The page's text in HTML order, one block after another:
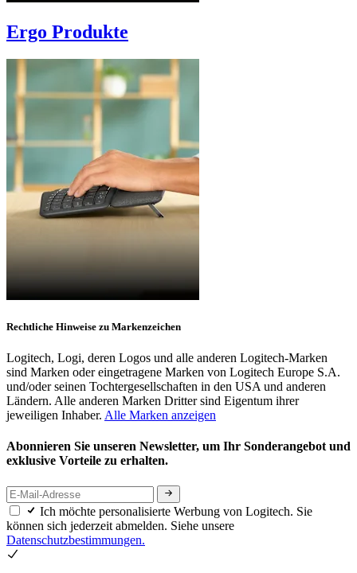
Ergo Produkte
Rechtliche Hinweise zu Markenzeichen
Logitech, Logi, deren Logos und alle anderen Logitech-Marken
sind Marken oder eingetragene Marken von Logitech Europe S.A.
und/oder seinen Tochtergesellschaften in den USA und anderen
Ländern. Alle anderen Marken Dritter sind Eigentum ihrer
jeweiligen Inhaber. Alle Marken anzeigen
Abonnieren Sie unseren Newsletter, um Ihr Sonderangebot und
exklusive Vorteile zu erhalten.
Ich möchte personalisierte Werbung von Logitech. Sie
können sich jederzeit abmelden. Siehe unsere
Datenschutzbestimmungen.